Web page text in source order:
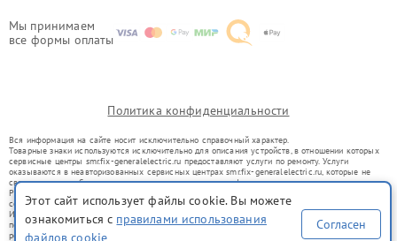
Мы принимаем
все формы оплаты
Политика конфиденциальности
Вся информация на сайте носит исключительно справочный характер.
Товарные знаки используются исключительно для описания устройств, в отношении которых
сервисные центры smr.fix-generalelectric.ru предоставляют услуги по ремонту. Услуги
оказываются в неавторизованных сервисных центрах smr.fix-generalelectric.ru, которые не
связаны с правообладателями товарных знаков или их официальными представителями.
Ремонт осуществляется для устройств, уже введенных в гражданский оборот в соответствии
со статьей 1487 ГК РФ.
Использование товарных знаков не преследует цели индивидуализации услуг или введения
потребителей в заблуждение, а служит для информирования о предоставляемых услугах по
ремонту техники указанных брендов.
Этот сайт использует файлы cookie. Вы можете
ознакомиться с правилами использования
файлов cookie
Согласен